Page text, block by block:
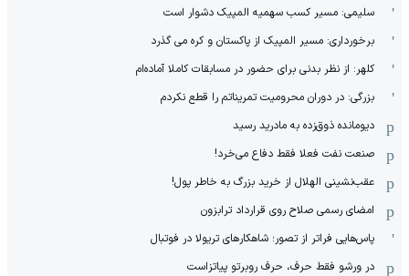
سلیمی: مسیر کسب سهمیه المپیک دشوار است
برخورداری: مسیر المپیک از پاکستان و کره می گذرد
کلهر: از نظر بدنی برای حضور در مسابقات کاملا آماده‌ام
بزرگی: در دوران محرومیت تمریناتم را قطع نکردم
دیومانده ذوق‌زده به مادرید رسید
صنعت نفت فعلا فقط دفاع می‌خرد!
عقب‌نشینی الهلال از خرید بزرگ به خاطر پول!
امضای رسمی صلاح روی قرارداد ترابزون
پاس‌هایی فراتر از تصور؛ شاهکارهای تریولا در فوتبال
در ورشو فقط حرف، حرف روبرتو پیاتزاست